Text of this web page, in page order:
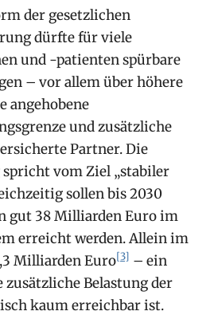
der gesetzlichen
dürfte für viele
und -patienten spürbare
– vor allem über höhere
angehobene
und zusätzliche
Partner. Die
vom Ziel „stabiler
sollen bis 2030
gut 38 Milliarden Euro im
erreicht werden. Allein im
Milliarden Euro[3] – ein
zusätzliche Belastung der
kaum erreichbar ist.